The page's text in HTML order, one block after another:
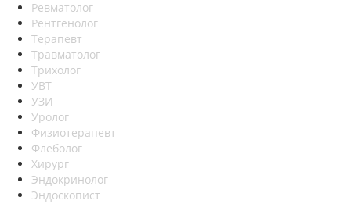
Ревматолог
Рентгенолог
Терапевт
Травматолог
Трихолог
УВТ
УЗИ
Уролог
Физиотерапевт
Флеболог
Хирург
Эндокринолог
Эндоскопист